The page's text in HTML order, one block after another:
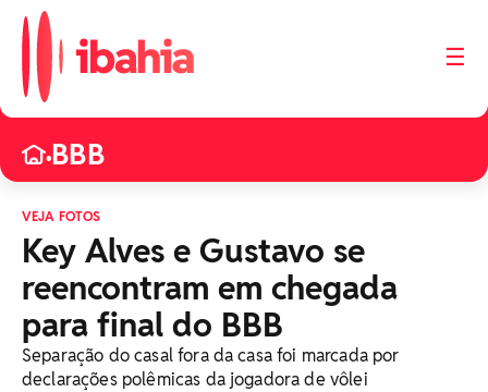
☰
•BBB
VEJA FOTOS
Key Alves e Gustavo se
reencontram em chegada
para final do BBB
Separação do casal fora da casa foi marcada por
declarações polêmicas da jogadora de vôlei